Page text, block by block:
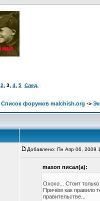
2 3 4 5 След.
Список форумов malchish.org ->
Добавлено: Пн Апр 06, 2009
maxon писал(а):
Охохо... Стоит
Причём как правило
правительстве...